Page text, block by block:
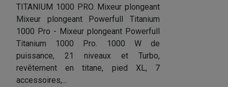
TITANIUM 1000 PRO. Mixeur plongeant
Mixeur plongeant Powerfull Titanium
1000 Pro - Mixeur plongeant Powerfull
Titanium 1000 Pro. 1000 W de
puissance, 21 niveaux et Turbo,
revêtement en titane, pied XL, 7
accessoires,...